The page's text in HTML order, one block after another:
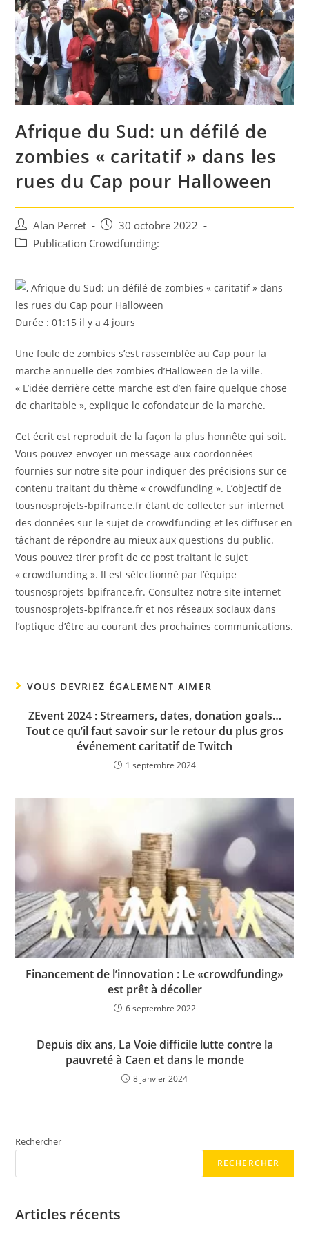
Afrique du Sud: un défilé de
zombies « caritatif » dans les
rues du Cap pour Halloween
Auteur/autrice
de
Alan Perret
Post
published:
30 octobre 2022
PostPublication Crowdfunding:
Durée : 01:15 il y a 4 jours
Une foule de zombies s’est rassemblée au Cap pour la
marche annuelle des zombies d’Halloween de la ville.
« L’idée derrière cette marche est d’en faire quelque chose
de charitable », explique le cofondateur de la marche.
Cet écrit est reproduit de la façon la plus honnête qui soit.
Vous pouvez envoyer un message aux coordonnées
fournies sur notre site pour indiquer des précisions sur ce
contenu traitant du thème « crowdfunding ». L’objectif de
tousnosprojets-bpifrance.fr étant de collecter sur internet
des données sur le sujet de crowdfunding et les diffuser en
tâchant de répondre au mieux aux questions du public.
Vous pouvez tirer profit de ce post traitant le sujet
« crowdfunding ». Il est sélectionné par l’équipe
tousnosprojets-bpifrance.fr. Consultez notre site internet
tousnosprojets-bpifrance.fr et nos réseaux sociaux dans
l’optique d’être au courant des prochaines communications.
VOUS DEVRIEZ ÉGALEMENT AIMER
ZEvent 2024 : Streamers, dates, donation goals…
Tout ce qu’il faut savoir sur le retour du plus gros
événement caritatif de Twitch
1 septembre 2024
Financement de l’innovation : Le «crowdfunding»
est prêt à décoller
6 septembre 2022
Depuis dix ans, La Voie difficile lutte contre la
pauvreté à Caen et dans le monde
8 janvier 2024
Rechercher
RECHERCHER
Articles récents